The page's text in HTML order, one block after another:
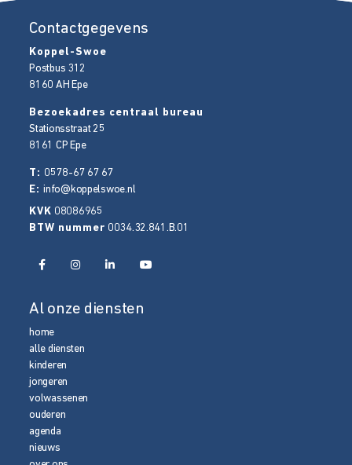
Contactgegevens
Koppel-Swoe
Postbus 312
8160 AH Epe
Bezoekadres centraal bureau
Stationsstraat 25
8161 CP Epe
T: 0578-67 67 67
E:info@koppelswoe.nl
KVK 08086965
BTW nummer 0034.32.841.B.01
Al onze diensten
home
alle diensten
kinderen
jongeren
volwassenen
ouderen
agenda
nieuws